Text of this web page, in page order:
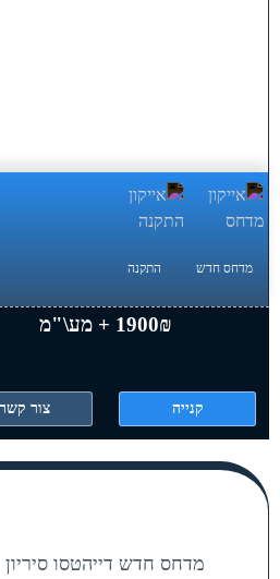
מדחס חדש התקנה
1900₪ + מע\"מ
קנייה צור קשר
מדחס חדש דייהטסו סיריון